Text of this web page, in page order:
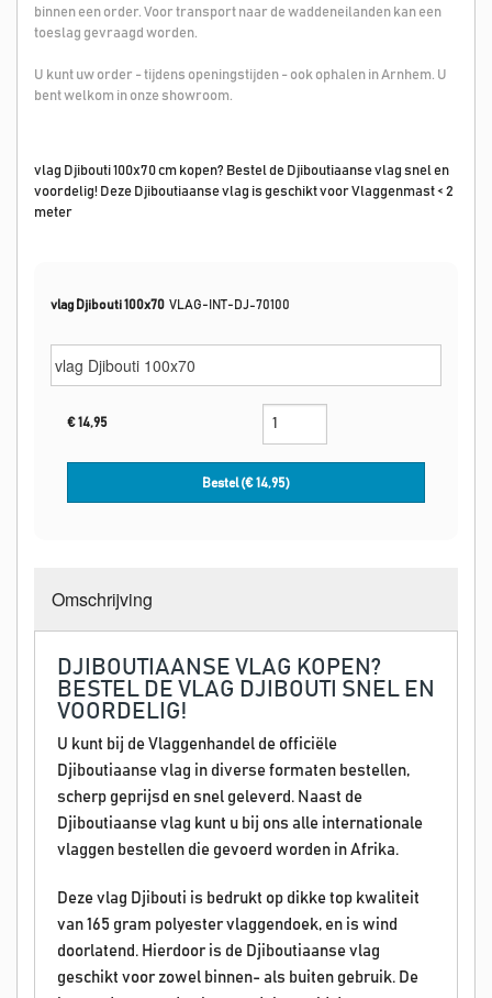
binnen een order. Voor transport naar de waddeneilanden kan een
toeslag gevraagd worden.
U kunt uw order - tijdens openingstijden - ook ophalen in Arnhem. U
bent welkom in onze showroom.
vlag Djibouti 100x70 cm kopen? Bestel de Djiboutiaanse vlag snel en
voordelig! Deze Djiboutiaanse vlag is geschikt voor Vlaggenmast < 2
meter
vlag Djibouti 100x70 VLAG-INT-DJ-70100
€14,95
Bestel (€14,95)
Omschrijving
DJIBOUTIAANSE VLAG KOPEN?
BESTEL DE VLAG DJIBOUTI SNEL EN
VOORDELIG!
U kunt bij de Vlaggenhandel de officiële
Djiboutiaanse vlag in diverse formaten bestellen,
scherp geprijsd en snel geleverd. Naast de
Djiboutiaanse vlag kunt u bij ons alle internationale
vlaggen bestellen die gevoerd worden in Afrika.
Deze vlag Djibouti is bedrukt op dikke top kwaliteit
van 165 gram polyester vlaggendoek, en is wind
doorlatend. Hierdoor is de Djiboutiaanse vlag
geschikt voor zowel binnen- als buiten gebruik. De